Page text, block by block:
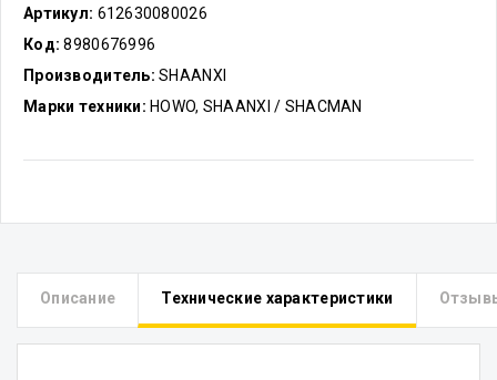
Артикул: 612630080026
Код: 8980676996
Производитель: SHAANXI
Марки техники: HOWO, SHAANXI / SHACMAN
Описание Технические характеристики